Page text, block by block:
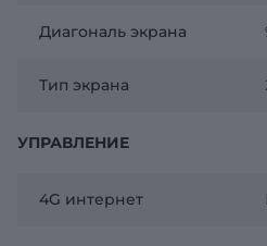
Диагональ экрана
Тип экрана
УПРАВЛЕНИЕ
4G интернет